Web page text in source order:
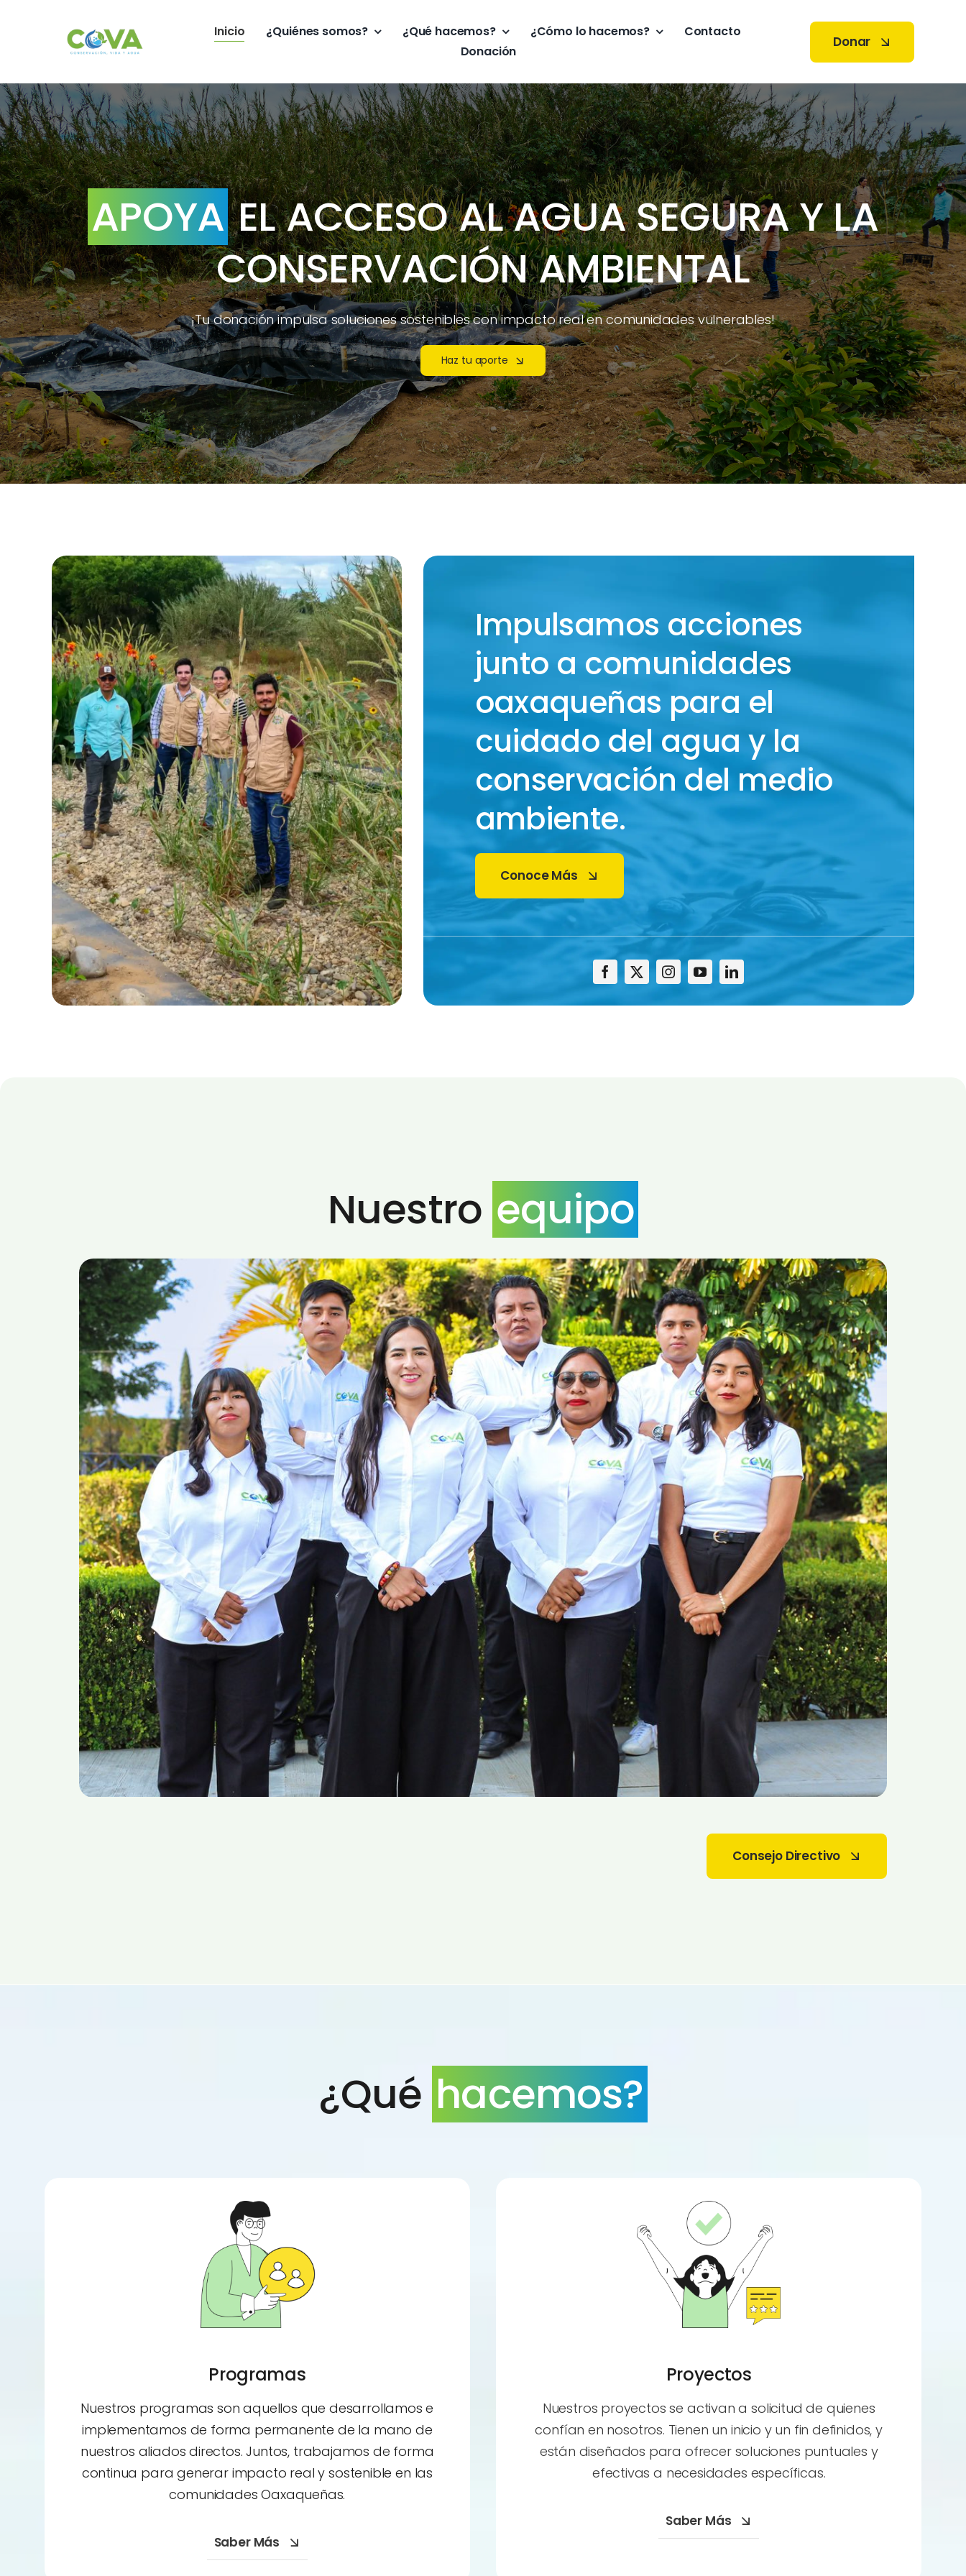
Inicio ¿Quiénes somos? ¿Qué hacemos? ¿Cómo lo hacemos?
Contacto
Donación
Donar
APOYAEL ACCESO AL AGUA SEGURA Y LA
CONSERVACIÓN AMBIENTAL
¡Tu donación impulsa soluciones sostenibles con impacto real en comunidades vulnerables!
Haz tu aporte
Impulsamos acciones
junto a comunidades
oaxaqueñas para el
cuidado del agua y la
conservación del medio
ambiente.
Conoce Más
Nuestro equipo
Consejo Directivo
¿Qué hacemos?
Programas
Nuestros programas son aquellos que desarrollamos e
implementamos de forma permanente de la mano de
nuestros aliados directos. Juntos, trabajamos de forma
continua para generar impacto real y sostenible en las
comunidades Oaxaqueñas.
Saber Más
Proyectos
Nuestros proyectos se activan a solicitud de quienes
confían en nosotros. Tienen un inicio y un fin definidos, y
están diseñados para ofrecer soluciones puntuales y
efectivas a necesidades específicas.
Saber Más